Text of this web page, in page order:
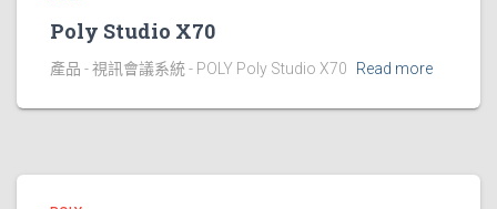
Poly Studio X70
產品 - 視訊會議系統 - POLY Poly Studio X70 Read more